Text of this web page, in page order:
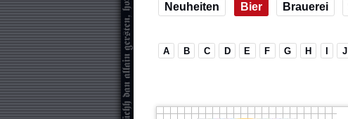
Neuheiten Bier Brauerei
A B C D E F G H J